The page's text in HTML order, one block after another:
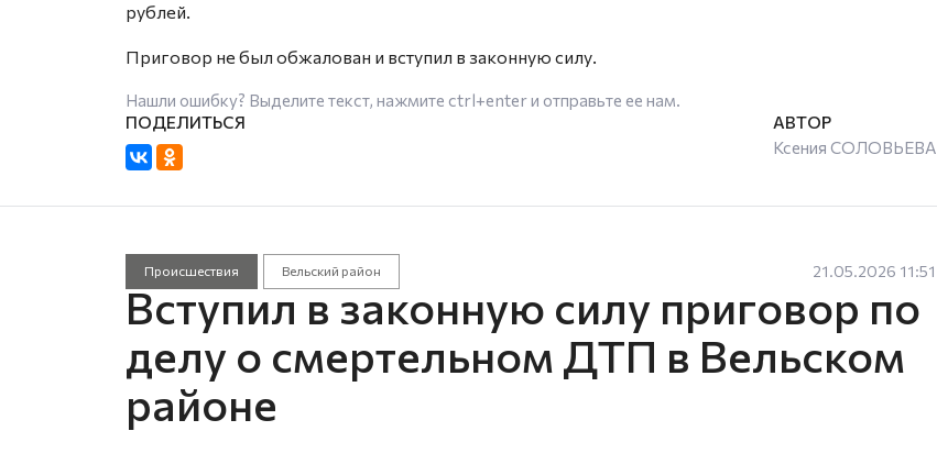
рублей.
Приговор не был обжалован и вступил в законную силу.
Нашли ошибку? Выделите текст, нажмите ctrl+enterи отправьте ее нам.
Ксения СОЛОВЬЕВА
Происшествия Вельский район 21.05.2026 11:51
Вступил в законную силу приговор по
делу о смертельном ДТП в Вельском
районе